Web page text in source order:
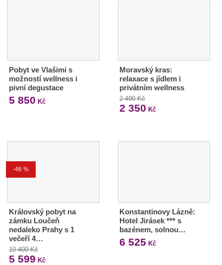
Pobyt ve Vlašimi s
možností wellness i
pivní degustace
5 850 Kč
Moravský kras:
relaxace s jídlem i
privátním wellness
2 490 Kč
2 350 Kč
-46 %
Královský pobyt na
zámku Loučeň
nedaleko Prahy s 1
večeří 4…
10 400 Kč
5 599 Kč
Konstantinovy Lázně:
Hotel Jirásek *** s
bazénem, solnou…
6 525 Kč